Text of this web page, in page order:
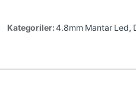
Kategoriler:4.8mm Mantar Led,